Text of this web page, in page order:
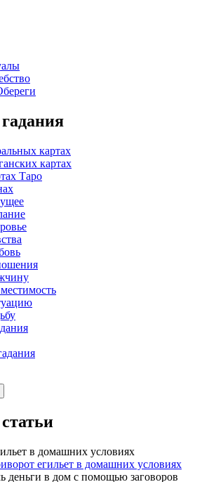
картах
картах
Таро
егильет в домашних условиях